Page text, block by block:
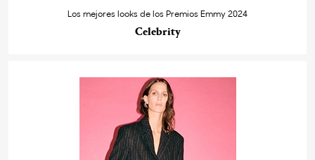
Los mejores looks de los Premios Emmy 2024
Celebrity